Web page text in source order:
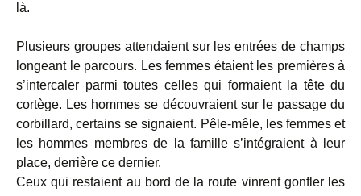
là.
Plusieurs groupes attendaient sur les entrées de champs
longeant le parcours. Les femmes étaient les premières à
s’intercaler parmi toutes celles qui formaient la tête du
cortège. Les hommes se découvraient sur le passage du
corbillard, certains se signaient. Pêle-mêle, les femmes et
les hommes membres de la famille s’intégraient à leur
place, derrière ce dernier.
Ceux qui restaient au bord de la route vinrent gonfler les